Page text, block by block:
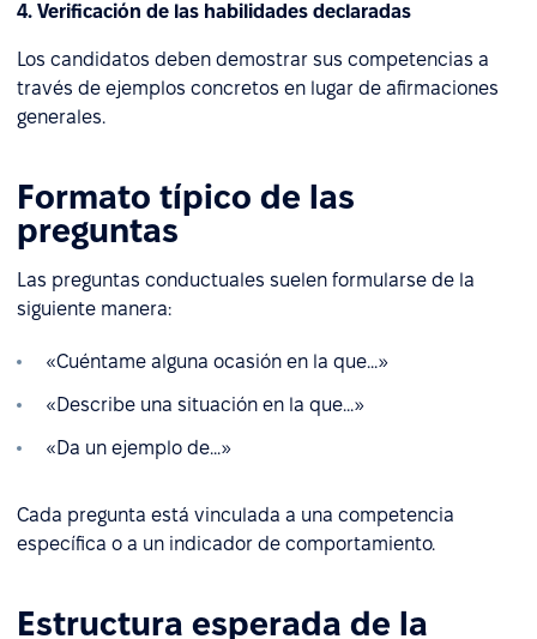
4. Verificación de las habilidades declaradas
Los candidatos deben demostrar sus competencias a
través de ejemplos concretos en lugar de afirmaciones
generales.
Formato típico de las
preguntas
Las preguntas conductuales suelen formularse de la
siguiente manera:
«Cuéntame alguna ocasión en la que...»
«Describe una situación en la que...»
«Da un ejemplo de...»
Cada pregunta está vinculada a una competencia
específica o a un indicador de comportamiento.
Estructura esperada de la